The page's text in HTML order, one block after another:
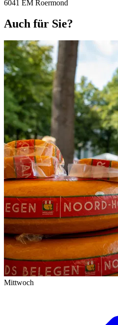
Shoppen Innenstadt
Öffnungszeiten
Märkte
6x Kinderläden
10x
10x Herrengeschäfte
10x Frauengeschäfte
Einkaufen in ganz
Designer Outlet
Trödelmarkt in
Alle Geschäfte
Essen und Trinken
6041 EM Roermond
Auch für Sie?
Mittwoch